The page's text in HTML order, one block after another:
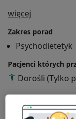
więcej
Zakres porad
Psychodietetyk
Pacjenci których
Dorośli (Tylko
Stacjonarne